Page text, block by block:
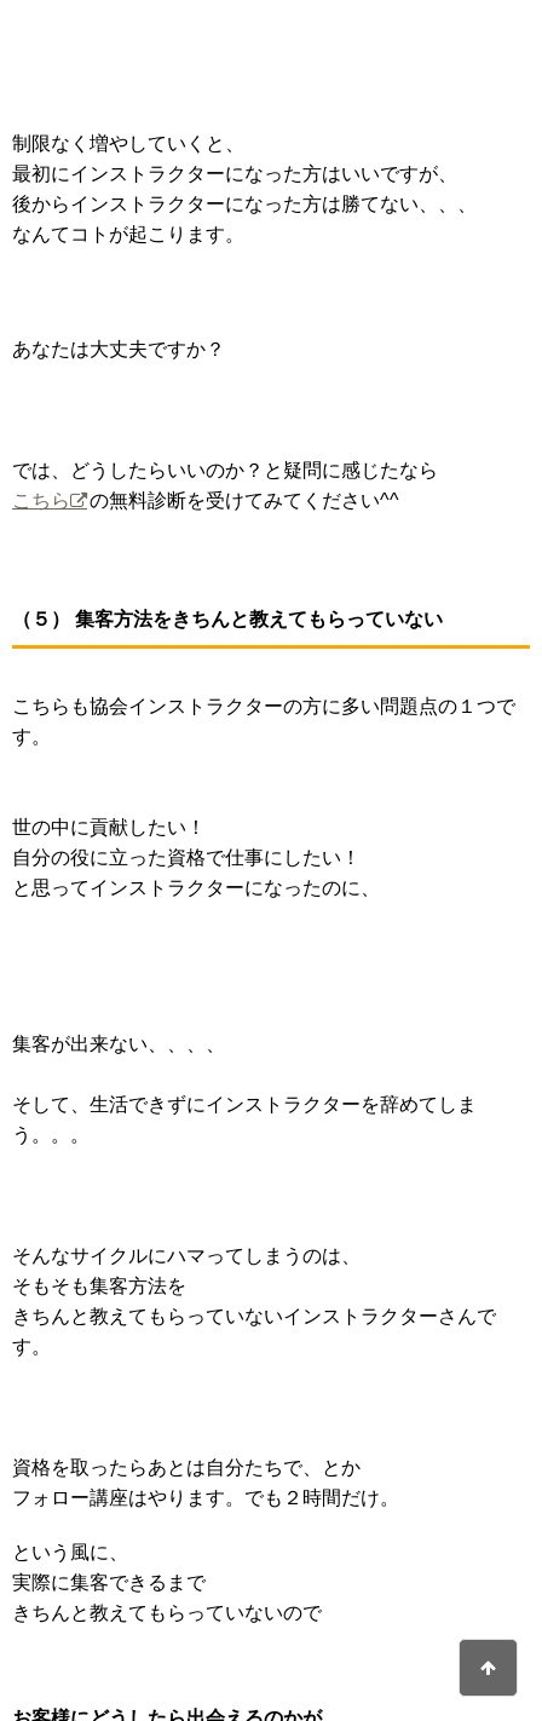
制限なく増やしていくと、
最初にインストラクターになった方はいいですが、
後からインストラクターになった方は勝てない、、、
なんてコトが起こります。
あなたは大丈夫ですか？
では、どうしたらいいのか？と疑問に感じたなら
こちら
の無料診断を受けてみてください^^
（５） 集客方法をきちんと教えてもらっていない
こちらも協会インストラクターの方に多い問題点の１つで
す。
世の中に貢献したい！
自分の役に立った資格で仕事にしたい！
と思ってインストラクターになったのに、
集客が出来ない、、、、
そして、生活できずにインストラクターを辞めてしま
う。。。
そんなサイクルにハマってしまうのは、
そもそも集客方法を
きちんと教えてもらっていないインストラクターさんで
す。
資格を取ったらあとは自分たちで、とか
フォロー講座はやります。でも２時間だけ。
という風に、
実際に集客できるまで
きちんと教えてもらっていないので